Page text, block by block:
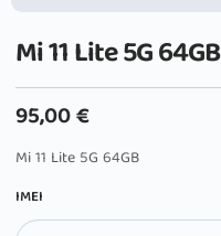
Mi 11 Lite 5G 64GB
95,00€
Mi 11 Lite 5G 64GB
IMEI